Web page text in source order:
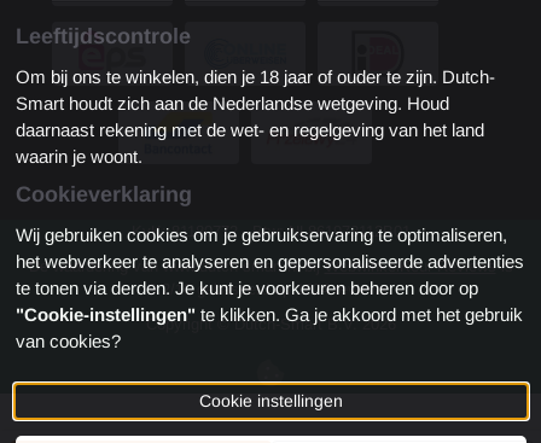
KvK: 81180772 - Btw: NL861973112B01
De waardering van www.dutch-smart.nl bijWebwinkelKeur Reviewsis
9.2/10 gebaseerd op 1824 reviews.
Copyright © Dutch-Smart B.V. 2026
Leeftijdscontrole
Om bij ons te winkelen, dien je 18 jaar of ouder te zijn. Dutch-
Smart houdt zich aan de Nederlandse wetgeving. Houd
daarnaast rekening met de wet- en regelgeving van het land
waarin je woont.
Cookieverklaring
Wij gebruiken cookies om je gebruikservaring te optimaliseren,
het webverkeer te analyseren en gepersonaliseerde advertenties
te tonen via derden. Je kunt je voorkeuren beheren door op
"Cookie-instellingen" te klikken. Ga je akkoord met het gebruik
van cookies?
Cookie instellingen